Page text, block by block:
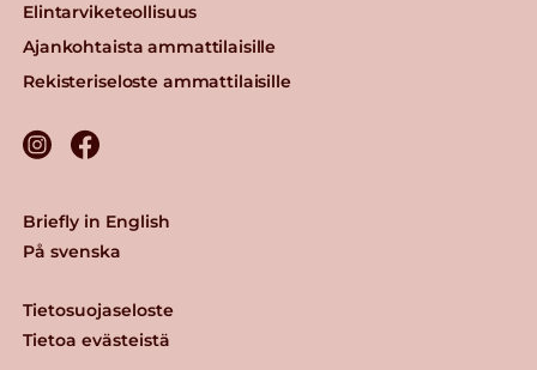
Elintarviketeollisuus
Ajankohtaista ammattilaisille
Rekisteriseloste ammattilaisille
Tietosuojaseloste
Tietoa evästeistä
Briefly in English
På svenska